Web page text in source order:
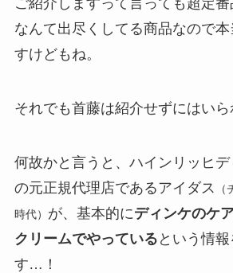
ご紹介しますって言っても超定
なんて出尽くしてる商品なので
すけどもね。
それでも首藤は紹介せずにはいら
何故かと言うと、ハインリッヒ
の元正規代理店であるアイダス
時代） が、基本的にディンケのケ
クリームでやっている という情
す…！